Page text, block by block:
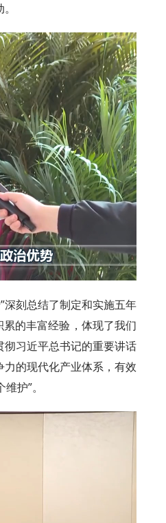
深刻总结了制定和实施五年
的丰富经验，体现了我们
习近平总书记的重要讲话
的现代化产业体系，有效
护”。